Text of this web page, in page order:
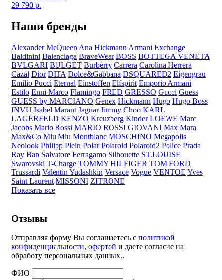
29 790 р.
Наши бренды
Alexander McQueen Ana Hickmann Armani Exchange
Baldinini Balenciaga BraveWear BOSS BOTTEGA VENETA
BVLGARI BULGET Burberry Carrera Carolina Herrera
Cazal Dior DITA Dolce&Gabbana DSQUARED2 Eigengrau
Emilio Pucci Eternal Einstoffen Elfspirit Emporio Armani
Estilo Enni Marco Flamingo FRED GRESSO Gucci Guess
GUESS by MARCIANO Genex Hickmann Hugo Hugo Boss
INVU Isabel Marant Jaguar Jimmy Choo KARL
LAGERFELD KENZO Kreuzberg Kinder LOEWE Marc
Jacobs Mario Rossi MARIO ROSSI GIOVANI Max Mara
Max&Co Miu Miu Montblanc MOSCHINO Megapolis
Neolook Philipp Plein Polar Polaroid Polaroid2 Police Prada
Ray Ban Salvatore Ferragamo Silhouette ST.LOUISE
Swarovski T-Charge TOMMY HILFIGER TOM FORD
Trussardi Valentin Yudashkin Versace Vogue VENTOE Yves
Saint Laurent MISSONI ZITRONE
Показать все
Отзывы
Отправляя форму Вы соглашаетесь с политикой
конфиденциальности, офертой и даете согласие на
обработу персональных данных..
ФИО